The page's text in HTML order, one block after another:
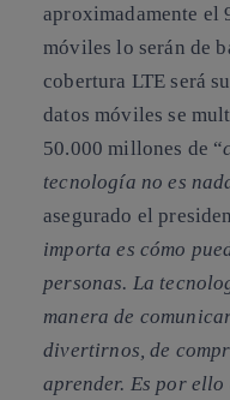
aproximadamente el
móviles lo serán de
cobertura LTE será
datos móviles se
50.000 millones de “
tecnología no es
asegurado el
importa es cómo
personas. La
manera de
divertirnos, de
aprender. Es por ello